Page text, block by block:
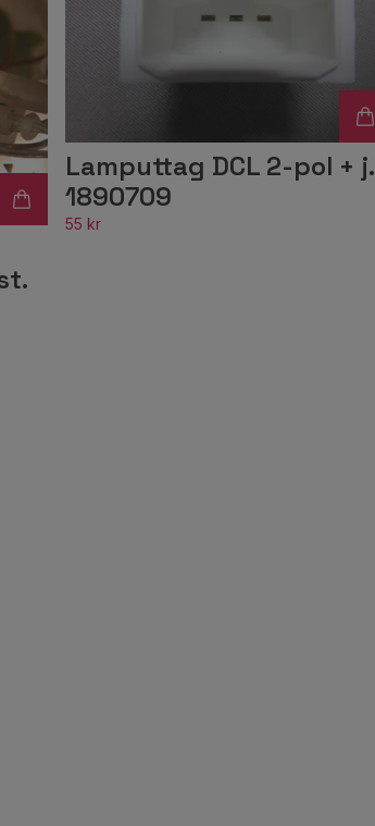
Lamputtag DCL 2-pol + j.
1890709
55 kr